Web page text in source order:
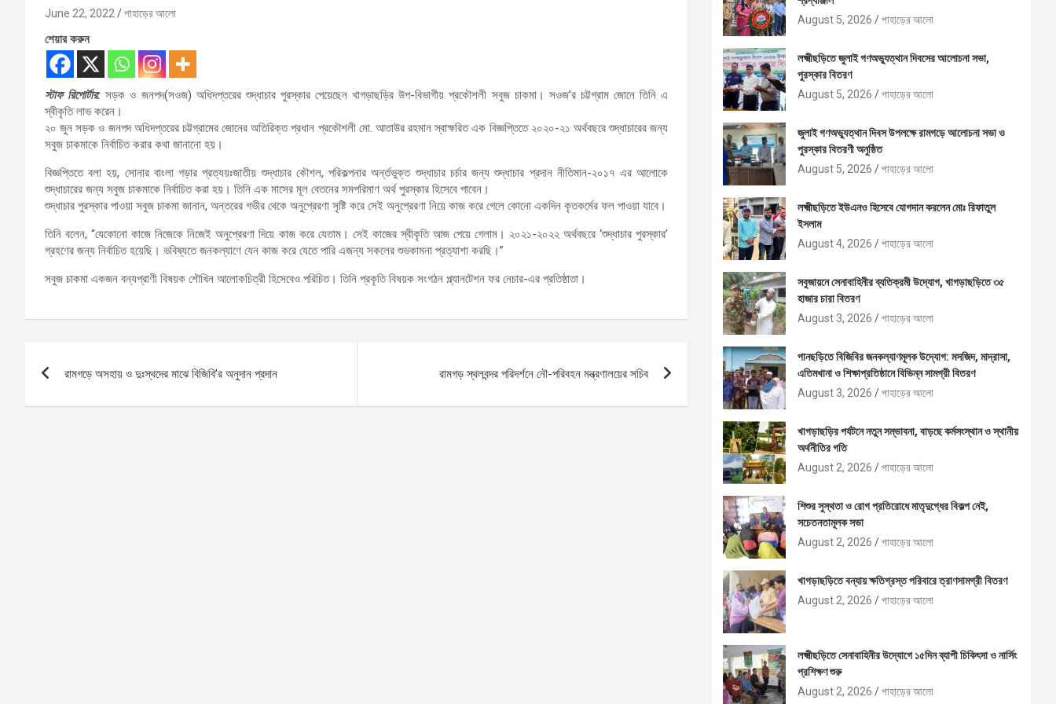
June 22, 2022 পাহাড়ের আলো
শেয়ার করুন
স্টাফ রিপোর্টার: সড়ক ও জনপদ(সওজ) অধিদপ্তরের শুদ্ধাচার পুরস্কার পেয়েছেন খাগড়াছড়ির উপ-বিভাগীয় প্রকৌশলী সবুজ চাকমা। সওজ’র চট্টগ্রাম জোনে তিনি এ
স্বীকৃতি লাভ করেন।
২০ জুন সড়ক ও জনপদ অধিদপ্তরের চট্টগ্রামের জোনের অতিরিক্ত প্রধান প্রকৌশলী মো. আতাউর রহমান স্বাক্ষরিত এক বিজ্ঞপ্তিতে ২০২০-২১ অর্থবছরে শুদ্ধাচারের জন্য
সবুজ চাকমাকে নির্বাচিত করার কথা জানানো হয়।
বিজ্ঞপ্তিতে বলা হয়, সোনার বাংলা গড়ার প্রত্যয়ঃজাতীয় শুদ্ধাচার কৌশল, পরিকল্পনার অর্ন্তভুক্ত শুদ্ধাচার চর্চার জন্য শুদ্ধাচার প্রদান নীতিমান-২০১৭ এর আলোকে
শুদ্ধাচারের জন্য সবুজ চাকমাকে নির্বাচিত করা হয়। তিনি এক মাসের মূল বেতনের সমপরিমাণ অর্থ পুরস্কার হিসেবে পাবেন।
শুদ্ধাচার পুরস্কার পাওয়া সবুজ চাকমা জানান, অন্তরের গভীর থেকে অনুপ্রেরণা সৃষ্টি করে সেই অনুপ্রেরণা নিয়ে কাজ করে গেলে কোনো একদিন কৃতকর্মের ফল পাওয়া যাবে।
তিনি বলেন, “যেকোনো কাজে নিজেকে নিজেই অনুপ্রেরণা দিয়ে কাজ করে যেতাম। সেই কাজের স্বীকৃতি আজ পেয়ে গেলাম। ২০২১-২০২২ অর্থবছরে ‘শুদ্ধাচার পুরস্কার’
গ্রহণের জন্য নির্বাচিত হয়েছি। ভবিষ্যতে জনকল্যাণে যেন কাজ করে যেতে পারি এজন্য সকলের শুভকামনা প্রত্যাশা করছি।”
সবুজ চাকমা একজন বন্যপ্রাণী বিষয়ক শৌখিন আলোকচিত্রী হিসেবেও পরিচিত। তিনি প্রকৃতি বিষয়ক সংগঠন প্ল্যানটেশন ফর নেচার-এর প্রতিষ্ঠাতা।
navigation
রামগড়ে অসহায় ও দুঃস্থদের মাঝে বিজিবি’র অনুদান প্রদান রামগড় স্থলবন্দর পরিদর্শনে নৌ-পরিবহন মন্ত্রণালয়ের সচিব
August 5, 2026
পাহাড়ের আলো
লক্ষ্মীছড়িতে জুলাই গণঅভ্যুত্থান দিবসের আলোচনা সভা,
পুরস্কার বিতরণ
August 5, 2026
পাহাড়ের আলো
জুলাই গণঅভ্যুত্থান দিবস উপলক্ষে রামগড়ে আলোচনা সভা ও
পুরস্কার বিতরণী অনুষ্ঠিত
August 5, 2026
পাহাড়ের আলো
লক্ষ্মীছড়িতে ইউএনও হিসেবে যোগদান করলেন মোঃ রিফাতুল
ইসলাম
August 4, 2026
পাহাড়ের আলো
সবুজায়নে সেনাবাহিনীর ব্যতিক্রমী উদ্যোগ, খাগড়াছড়িতে ৩৫
হাজার চারা বিতরণ
August 3, 2026
পাহাড়ের আলো
পানছড়িতে বিজিবির জনকল্যাণমূলক উদ্যোগ: মসজিদ, মাদ্রাসা,
এতিমখানা ও শিক্ষাপ্রতিষ্ঠানে বিভিন্ন সামগ্রী বিতরণ
August 3, 2026
পাহাড়ের আলো
খাগড়াছড়ির পর্যটনে নতুন সম্ভাবনা, বাড়ছে কর্মসংস্থান ও স্থানীয়
অর্থনীতির গতি
August 2, 2026
পাহাড়ের আলো
শিশুর সুস্থতা ও রোগ প্রতিরোধে মাতৃদুগ্ধের বিকল্প নেই,
সচেতনতামূলক সভা
August 2, 2026
পাহাড়ের আলো
খাগড়াছড়িতে বন্যায় ক্ষতিগ্রস্ত পরিবারে ত্রাণসামগ্রী বিতরণ
August 2, 2026
পাহাড়ের আলো
লক্ষ্মীছড়িতে সেনাবাহিনীর উদ্যোগে ১৫দিন ব্যাপী চিকিৎসা ও নার্সিং
প্রশিক্ষণ শুরু
August 2, 2026
পাহাড়ের আলো